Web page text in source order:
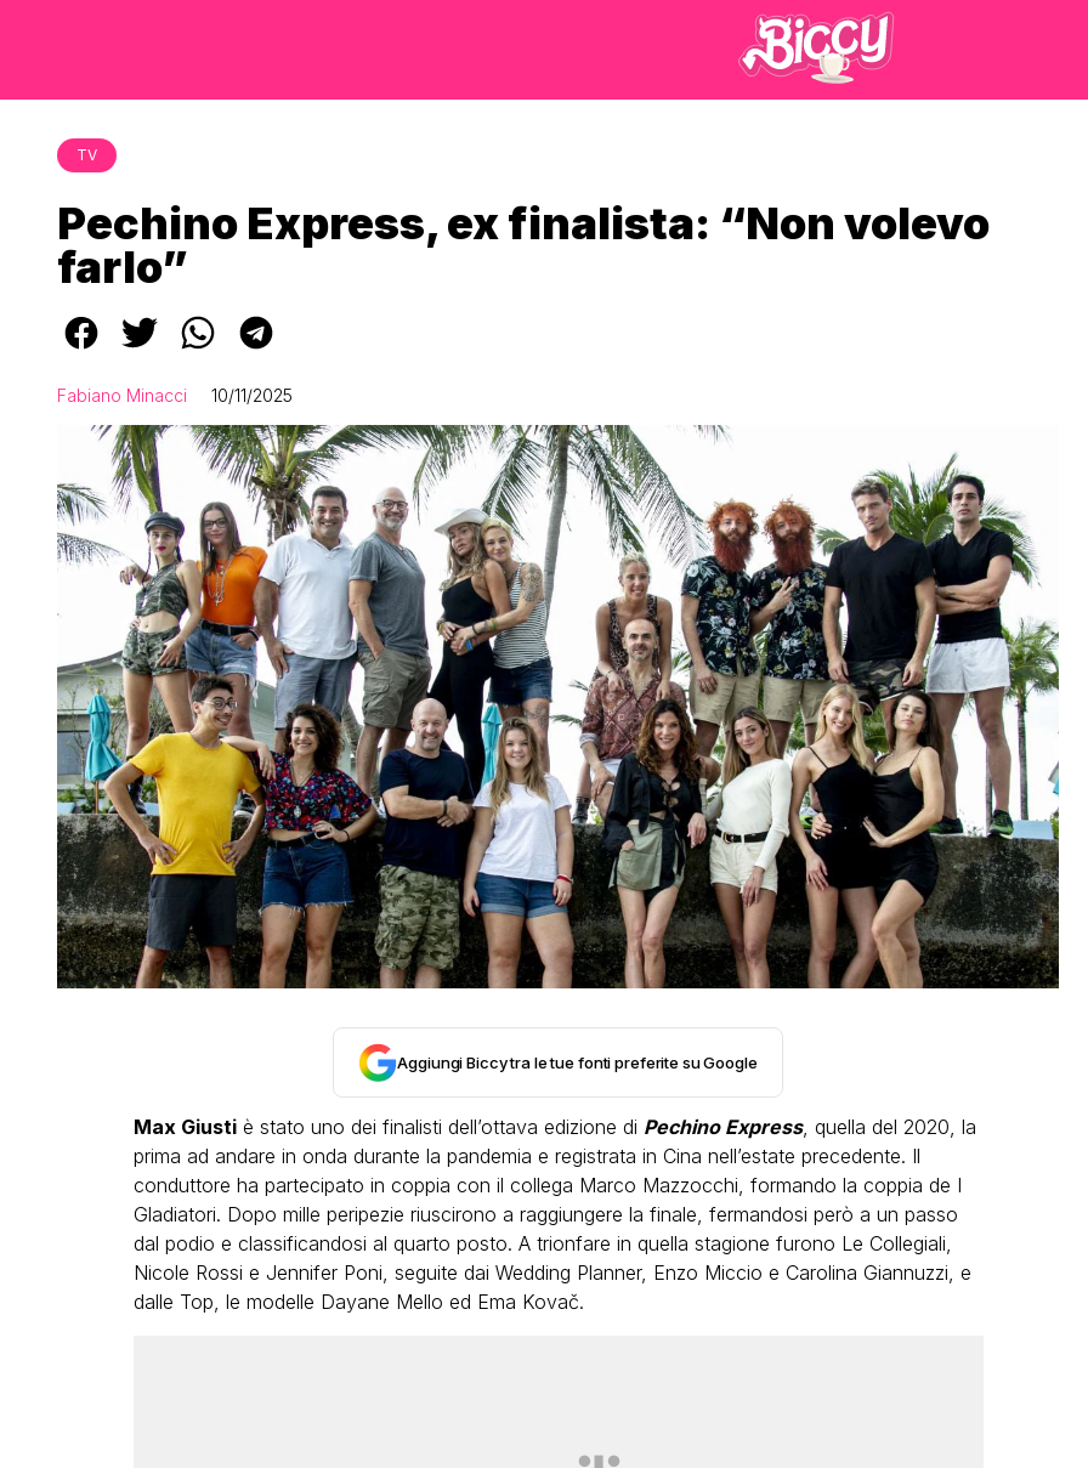
TV
Pechino Express, ex finalista: “Non volevo
farlo”
Fabiano Minacci 10/11/2025
Aggiungi Biccy tra le tue fonti preferite su Google
Max Giustiè stato uno dei finalisti dell’ottava edizione di Pechino Express, quella del 2020, la
prima ad andare in onda durante la pandemia e registrata in Cina nell’estate precedente. Il
conduttore ha partecipato in coppia con il collega Marco Mazzocchi, formando la coppia de I
Gladiatori. Dopo mille peripezie riuscirono a raggiungere la finale, fermandosi però a un passo
dal podio e classificandosi al quarto posto. A trionfare in quella stagione furono Le Collegiali,
Nicole Rossi e Jennifer Poni, seguite dai Wedding Planner, Enzo Miccio e Carolina Giannuzzi, e
dalle Top, le modelle Dayane Mello ed Ema Kovač.